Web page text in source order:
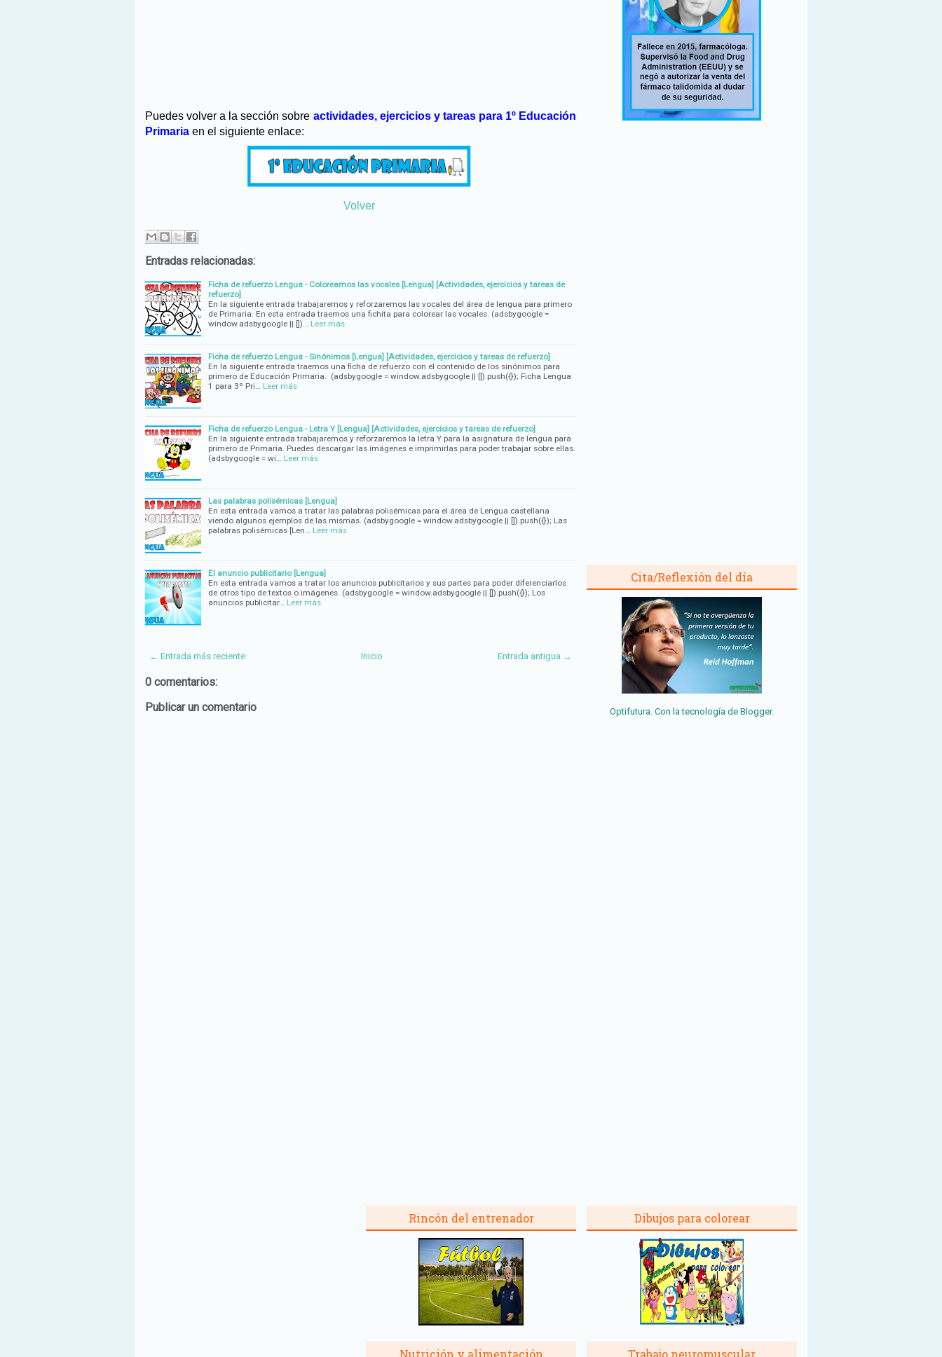
Puedes volver a la sección sobre actividades, ejercicios y tareas para 1º Educación
Primaria en el siguiente enlace:
Volver
Entradas relacionadas:
Ficha de refuerzo Lengua - Coloreamos las vocales [Lengua] [Actividades, ejercicios y tareas de
refuerzo]
En la siguiente entrada trabajaremos y reforzaremos las vocales del área de lengua para primero
de Primaria. En esta entrada traemos una fichita para colorear las vocales. (adsbygoogle =
window.adsbygoogle || [])… Leer más
Ficha de refuerzo Lengua - Sinónimos [Lengua] [Actividades, ejercicios y tareas de refuerzo]
En la siguiente entrada traemos una ficha de refuerzo con el contenido de los sinónimos para
primero de Educación Primaria. (adsbygoogle = window.adsbygoogle || []).push({}); Ficha Lengua
1 para 3º Pri… Leer más
Ficha de refuerzo Lengua - Letra Y [Lengua] [Actividades, ejercicios y tareas de refuerzo]
En la siguiente entrada trabajaremos y reforzaremos la letra Y para la asignatura de lengua para
primero de Primaria. Puedes descargar las imágenes e imprimirlas para poder trabajar sobre ellas.
(adsbygoogle = wi… Leer más
Las palabras polisémicas [Lengua]
En esta entrada vamos a tratar las palabras polisémicas para el área de Lengua castellana
viendo algunos ejemplos de las mismas. (adsbygoogle = window.adsbygoogle || []).push({}); Las
palabras polisémicas [Len… Leer más
El anuncio publicitario [Lengua]
En esta entrada vamos a tratar los anuncios publicitarios y sus partes para poder diferenciarlos
de otros tipo de textos o imágenes. (adsbygoogle = window.adsbygoogle || []).push({}); Los
anuncios publicitar… Leer más
← Entrada más reciente Entrada antigua →
Inicio
0 comentarios:
Publicar un comentario
Cita/Reflexión del día
Optifutura. Con la tecnología de Blogger.
Rincón del entrenador
Nutrición y alimentación
Dibujos para colorear
Trabajo neuromuscular